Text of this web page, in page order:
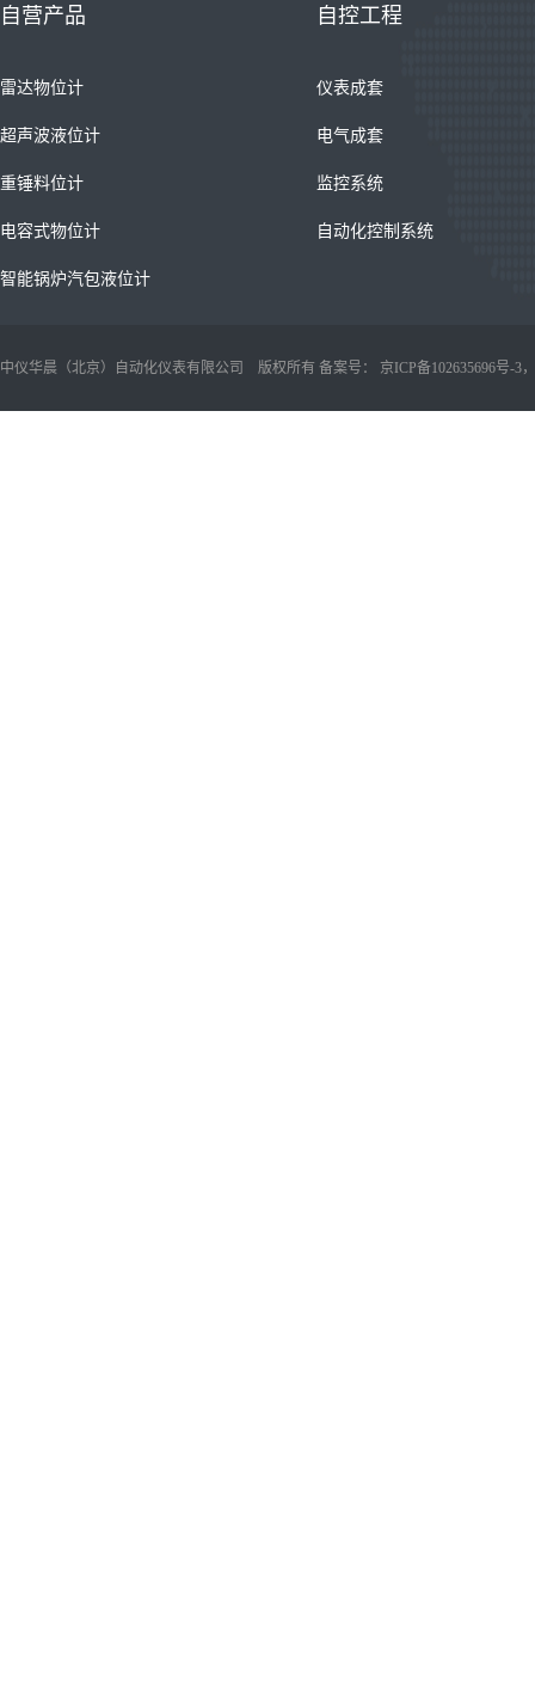
自营产品
雷达物位计
超声波液位计
重锤料位计
电容式物位计
智能锅炉汽包液位计
自控工程
仪表成套
电气成套
监控系统
自动化控制系统
中仪华晨（北京）自动化仪表有限公司 版权所有 备案号： 京ICP备102635696号-3，